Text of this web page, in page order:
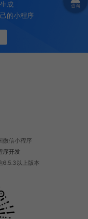
成
的小程序
微信小程序
序开发
6.5.3以上版本